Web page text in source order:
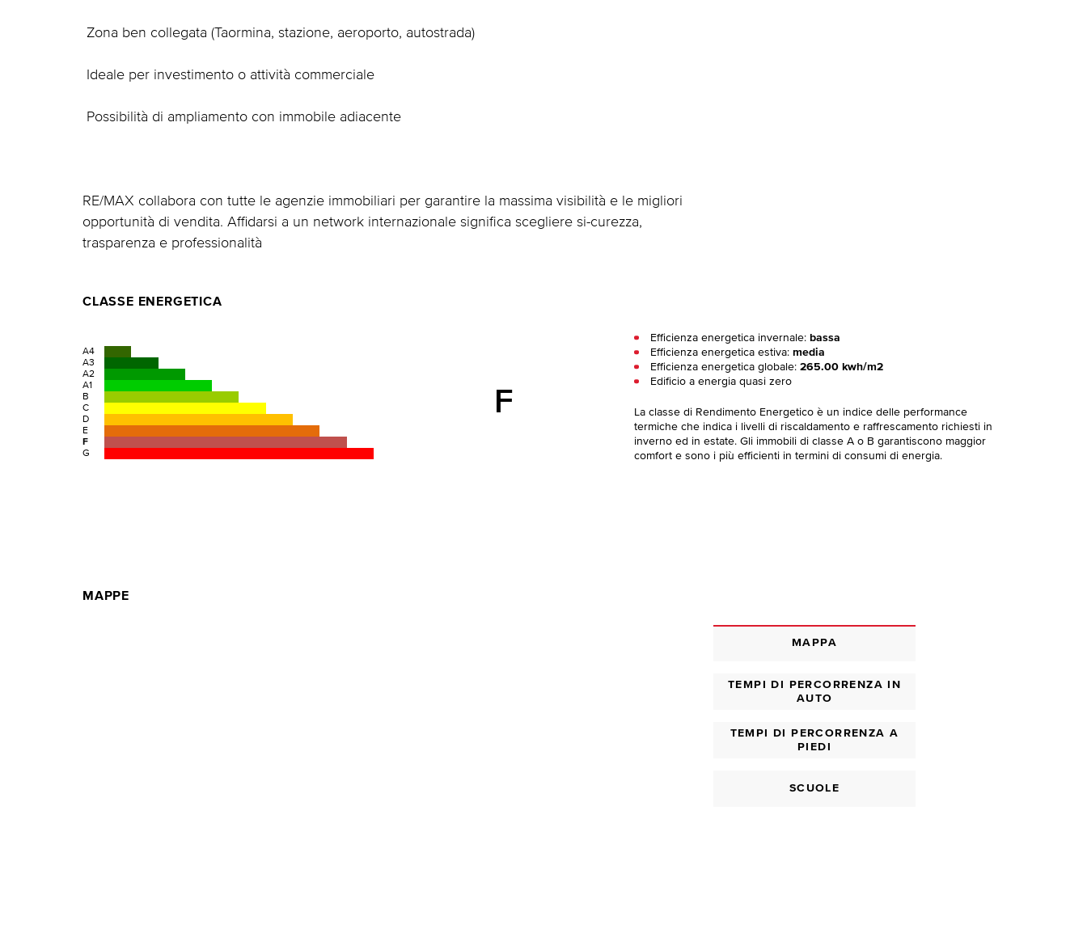
 Zona ben collegata (Taormina, stazione, aeroporto, autostrada)
 Ideale per investimento o attività commerciale
 Possibilità di ampliamento con immobile adiacente
RE/MAX collabora con tutte le agenzie immobiliari per garantire la massima visibilità e le migliori
opportunità di vendita. Affidarsi a un network internazionale significa scegliere si-curezza,
trasparenza e professionalità
CLASSE ENERGETICA
A4
A3
A2
A1
B
C
D
E
F
G
F
Efficienza energetica invernale: bassa
Efficienza energetica estiva:media
Efficienza energetica globale:265.00 kwh/m2
Edificio a energia quasi zero
La classe di Rendimento Energetico è un indice delle performance
termiche che indica i livelli di riscaldamento e raffrescamento richiesti in
inverno ed in estate. Gli immobili di classe A o B garantiscono maggior
comfort e sono i più efficienti in termini di consumi di energia.
MAPPE
MAPPA
TEMPI DI PERCORRENZA IN
AUTO
TEMPI DI PERCORRENZA A
PIEDI
SCUOLE